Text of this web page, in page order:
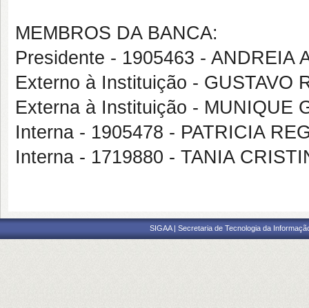
MEMBROS DA BANCA:
Presidente - 1905463 - ANDREIA
Externo à Instituição - GUSTAVO
Externa à Instituição - MUNIQUE
Interna - 1905478 - PATRICIA
Interna - 1719880 - TANIA
SIGAA | Secretaria de Tecnologia da